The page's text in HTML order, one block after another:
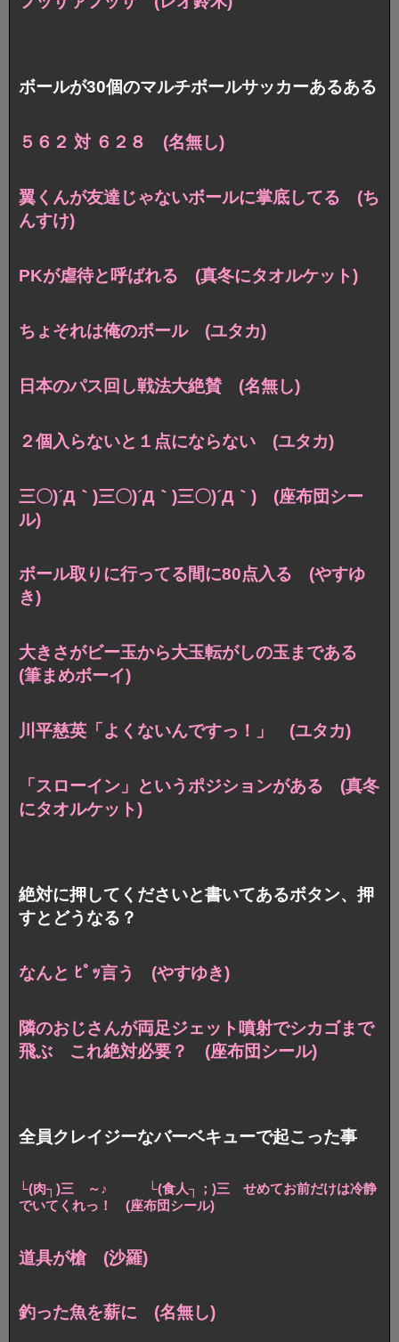
ボールが30個のマルチボールサッカーあるある
５６２ 対 ６２８ (名無し)
翼くんが友達じゃないボールに掌底してる (ち
んすけ)
PKが虐待と呼ばれる (真冬にタオルケット)
ちょそれは俺のボール (ユタカ)
日本のパス回し戦法大絶賛 (名無し)
２個入らないと１点にならない (ユタカ)
三〇)´Д｀)三〇)´Д｀)三〇)´Д｀) (座布団シー
ル)
ボール取りに行ってる間に80点入る (やすゆ
き)
大きさがビー玉から大玉転がしの玉まである
(筆まめボーイ)
川平慈英「よくないんですっ！」 (ユタカ)
「スローイン」というポジションがある (真冬
にタオルケット)
絶対に押してくださいと書いてあるボタン、押
すとどうなる？
なんと ﾋﾟｯ言う (やすゆき)
隣のおじさんが両足ジェット噴射でシカゴまで
飛ぶ これ絶対必要？ (座布団シール)
全員クレイジーなバーベキューで起こった事
└(肉┐)三 ～♪ └(食人┐；)三 せめてお前だけは冷静
でいてくれっ！ (座布団シール)
道具が槍 (沙羅)
釣った魚を薪に (名無し)